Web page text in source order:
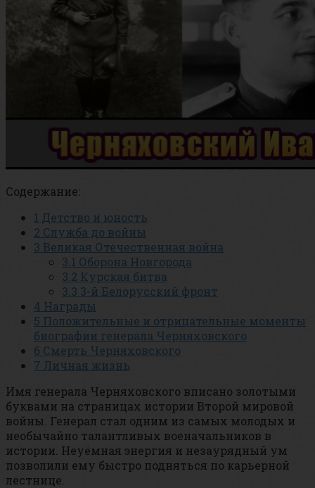
Содержание:
1 Детство и юность
2 Служба до войны
3 Великая Отечественная война
3.1 Оборона Новгорода
3.2 Курская битва
3.3 3-й Белорусский фронт
4 Награды
5 Положительные и отрицательные моменты
биографии генерала Черняховского
6 Смерть Черняховского
7 Личная жизнь
Имя генерала Черняховского вписано золотыми
буквами на страницах истории Второй мировой
войны. Генерал стал одним из самых молодых и
необычайно талантливых военачальников в
истории. Неуёмная энергия и незаурядный ум
позволили ему быстро подняться по карьерной
лестнице.